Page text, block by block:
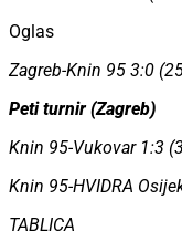
Oglas
Zagreb-Knin 95 3:0
Peti turnir (Zagreb)
Knin 95-Vukovar 1:3
Knin 95-HVIDRA
TABLICA